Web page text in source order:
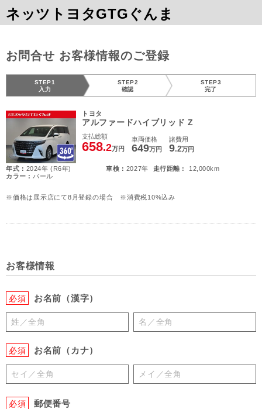
ネッツトヨタGTGぐんま
お問合せ お客様情報のご登録
STEP1
入力
STEP2
確認
STEP3
完了
トヨタ
アルファードハイブリッド Z
支払総額
658.2万円
車両価格
649万円
諸費用
9.2万円
年式 : 2024年 (R6年) 車検 : 2027年 走行距離 :
12,000km
カラー : パール
※価格は展示店にて8月登録の場合 ※消費税10%込み
お客様情報
必須 お名前（漢字）
必須 お名前（カナ）
必須 郵便番号